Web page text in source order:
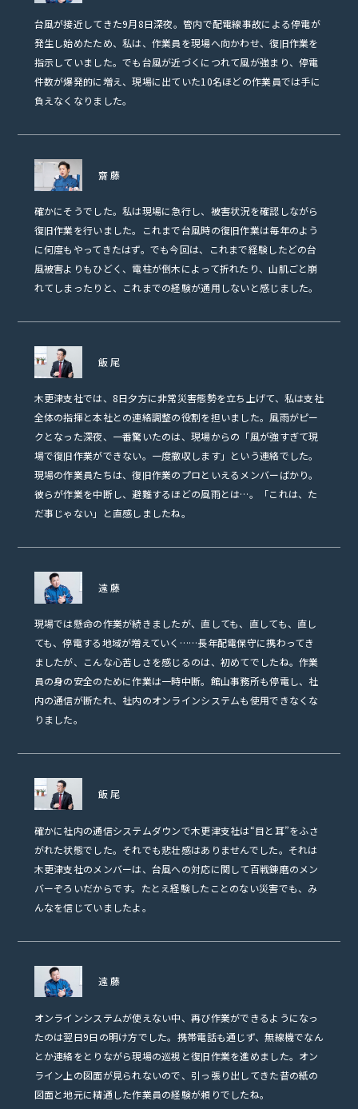
台風が接近してきた9月8日深夜。管内で配電線事故による停電が
発生し始めたため、私は、作業員を現場へ向かわせ、復旧作業を
指示していました。でも台風が近づくにつれて風が強まり、停電
件数が爆発的に増え、現場に出ていた10名ほどの作業員では手に
負えなくなりました。
齋藤
確かにそうでした。私は現場に急行し、被害状況を確認しながら
復旧作業を行いました。これまで台風時の復旧作業は毎年のよう
に何度もやってきたはず。でも今回は、これまで経験したどの台
風被害よりもひどく、電柱が倒木によって折れたり、山肌ごと崩
れてしまったりと、これまでの経験が通用しないと感じました。
飯尾
木更津支社では、8日夕方に非常災害態勢を立ち上げて、私は支社
全体の指揮と本社との連絡調整の役割を担いました。風雨がピー
クとなった深夜、一番驚いたのは、現場からの「風が強すぎて現
場で復旧作業ができない。一度撤収します」という連絡でした。
現場の作業員たちは、復旧作業のプロといえるメンバーばかり。
彼らが作業を中断し、避難するほどの風雨とは…。「これは、た
だ事じゃない」と直感しましたね。
遠藤
現場では懸命の作業が続きましたが、直しても、直しても、直し
ても、停電する地域が増えていく……長年配電保守に携わってき
ましたが、こんな心苦しさを感じるのは、初めてでしたね。作業
員の身の安全のために作業は一時中断。館山事務所も停電し、社
内の通信が断たれ、社内のオンラインシステムも使用できなくな
りました。
飯尾
確かに社内の通信システムダウンで木更津支社は“目と耳”をふさ
がれた状態でした。それでも悲壮感はありませんでした。それは
木更津支社のメンバーは、台風への対応に関して百戦錬磨のメン
バーぞろいだからです。たとえ経験したことのない災害でも、み
んなを信じていましたよ。
遠藤
オンラインシステムが使えない中、再び作業ができるようになっ
たのは翌日9日の明け方でした。携帯電話も通じず、無線機でなん
とか連絡をとりながら現場の巡視と復旧作業を進めました。オン
ライン上の図面が見られないので、引っ張り出してきた昔の紙の
図面と地元に精通した作業員の経験が頼りでしたね。